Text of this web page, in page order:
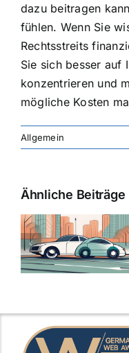
dazu beitragen
fühlen. Wenn Sie
Rechtsstreits
Sie sich besser auf
konzentrieren und
mögliche Kosten
Allgemein
Ähnliche Beiträge